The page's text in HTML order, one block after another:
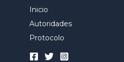
Inicio
Autoridades
Protocolo